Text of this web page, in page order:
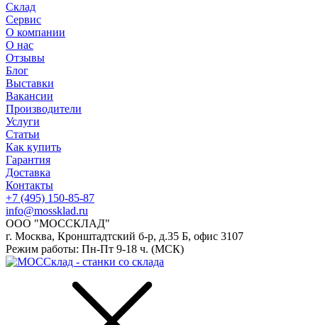
Склад
Сервис
О компании
О нас
Отзывы
Блог
Выставки
Вакансии
Производители
Услуги
Статьи
Как купить
Гарантия
Доставка
Контакты
+7 (495) 150-85-87
info@mossklad.ru
ООО "МОССКЛАД"
г. Москва, Кронштадтский б-р, д.35 Б, офис 3107
Режим работы: Пн-Пт 9-18 ч. (МСК)